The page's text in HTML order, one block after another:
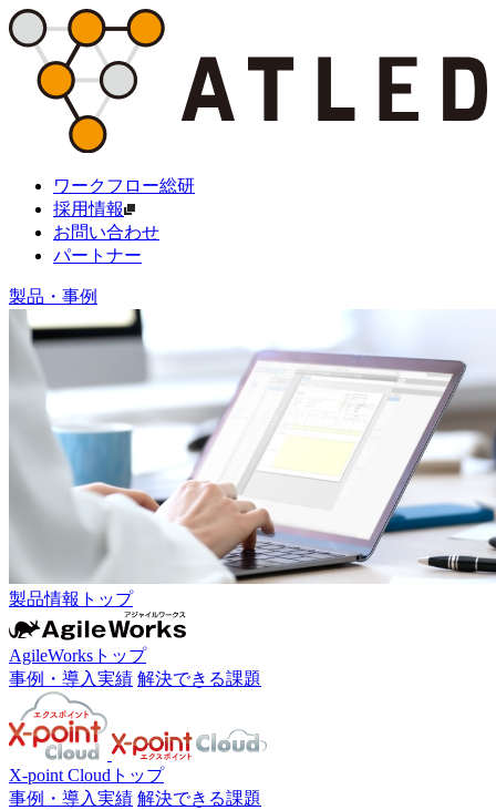
ワークフロー総研
採用情報
お問い合わせ
パートナー
製品・事例
製品情報トップ
AgileWorksトップ
事例・導入実績 解決できる課題
X-point Cloudトップ
事例・導入実績 解決できる課題